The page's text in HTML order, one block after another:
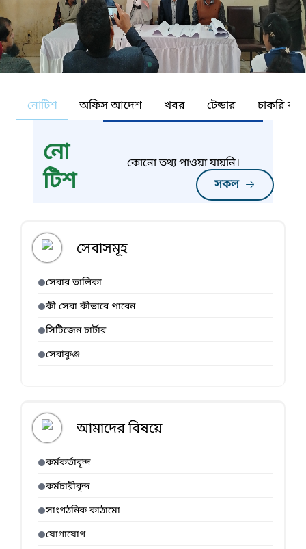
নোটিশ অফিস আদেশ খবর টেন্ডার চাকরি
নো
টিশ
সকল
কোনো তথ্য পাওয়া যায়নি।
সেবাসমূহ
সেবার তালিকা
কী সেবা কীভাবে পাবেন
সিটিজেন চার্টার
সেবাকুঞ্জ
আমাদের বিষয়ে
কর্মকর্তাবৃন্দ
কর্মচারীবৃন্দ
সাংগঠনিক কাঠামো
যোগাযোগ